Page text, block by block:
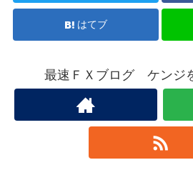
はてブ
最速ＦＸブログ ケンジ